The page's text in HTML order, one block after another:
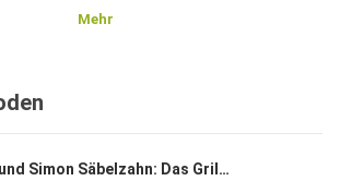
Mehr
Mein Freund Simon Säbelzahn: Das Grillfest | Eine Gute-Nacht-Geschichte ab 5 Jahren